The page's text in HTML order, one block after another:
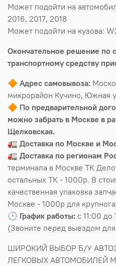
Может подойти на
2016, 2017, 2018
Может подойти на кузова:
Окончательное решение по
транспортному средству
🔶 Адрес самовывоза:
микрорайон Кучино, Южная
🔶 По предварительной
можно забрать в Москве в
Щелковская.
🚛 Доставка по Москве и
🚛 Доставка по регионам
терминала в Москве ТК
остальных ТК - 1000р. В
качественная упаковка
Москве - 1000р для
🕒 График работы: с 11:00
(Звоните перед выездом
ШИРОКИЙ ВЫБОР Б/У
ЛЕГКОВЫХ АВТОМОБИЛЕЙ